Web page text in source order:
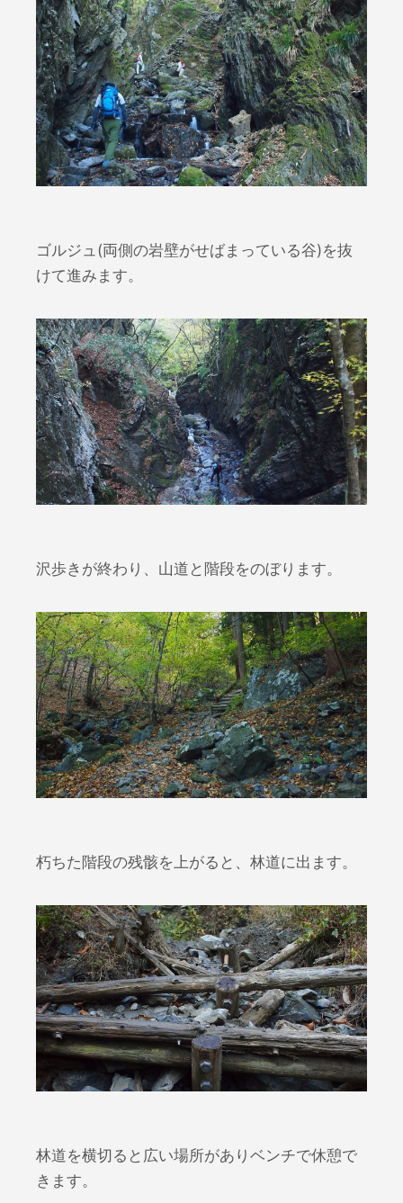
ゴルジュ(両側の岩壁がせばまっている谷)を抜
けて進みます。
沢歩きが終わり、山道と階段をのぼります。
朽ちた階段の残骸を上がると、林道に出ます。
林道を横切ると広い場所がありベンチで休憩で
きます。